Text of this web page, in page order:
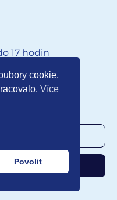
17 hodin
cookie,
Více
Povolit